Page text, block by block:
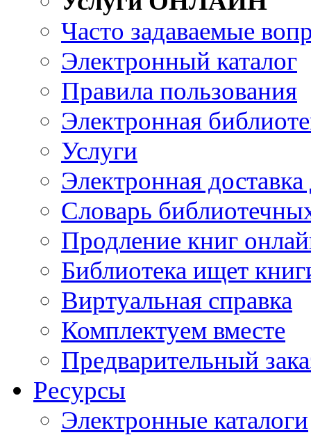
Часто задаваемые
Электронный каталог
Правила пользования
Электронная
Услуги
Электронная
Словарь
Продление книг
Библиотека ищет
Виртуальная справка
Комплектуем вместе
Предварительный
Ресурсы
Электронные каталоги